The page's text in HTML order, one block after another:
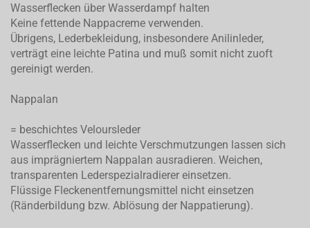
Wasserflecken über Wasserdampf halten
Keine fettende Nappacreme verwenden.
Übrigens, Lederbekleidung, insbesondere Anilinleder,
verträgt eine leichte Patina und muß somit nicht zuoft
gereinigt werden.
Nappalan
= beschichtes Veloursleder
Wasserflecken und leichte Verschmutzungen lassen sich
aus imprägniertem Nappalan ausradieren. Weichen,
transparenten Lederspezialradierer einsetzen.
Flüssige Fleckenentfernungsmittel nicht einsetzen
(Ränderbildung bzw. Ablösung der Nappatierung).